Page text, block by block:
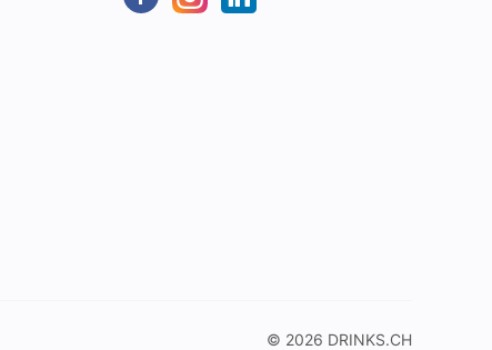
© 2026 DRINKS.CH